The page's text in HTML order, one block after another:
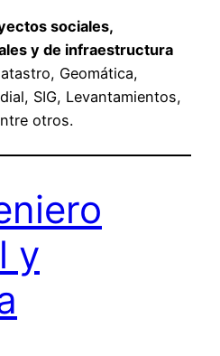
sociales,
y de infraestructura
Geomática,
SIG, Levantamientos,
otros.
y